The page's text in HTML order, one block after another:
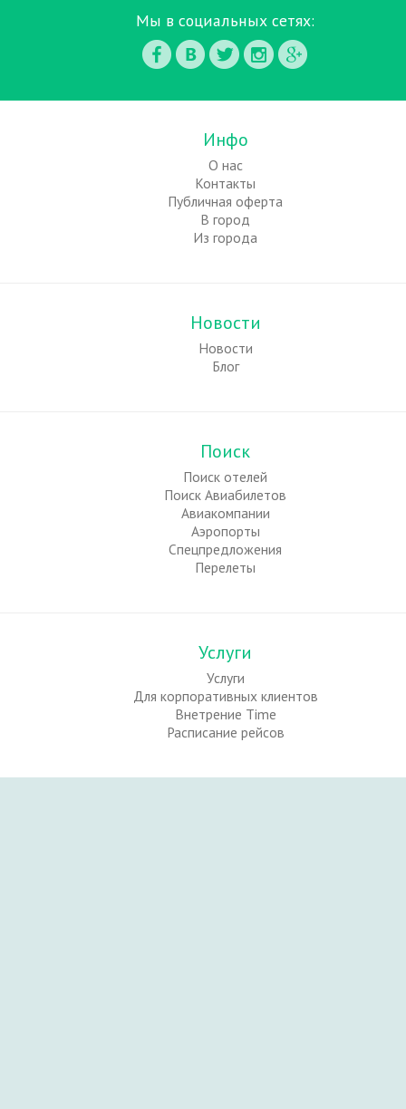
Мы в социальных сетях:
Инфо
О нас
Контакты
Публичная оферта
В город
Из города
Новости
Новости
Блог
Поиск
Поиск отелей
Поиск Авиабилетов
Авиакомпании
Аэропорты
Спецпредложения
Перелеты
Услуги
Услуги
Для корпоративных клиентов
Внетрение Time
Расписание рейсов